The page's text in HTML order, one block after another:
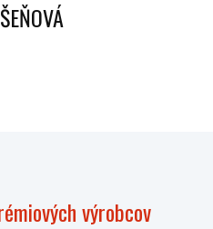
výrobcov